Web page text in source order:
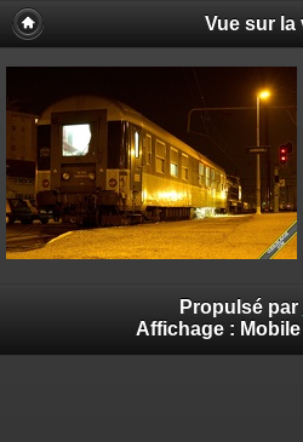
Vue sur la
Propulsé par
Affichage : Mobile